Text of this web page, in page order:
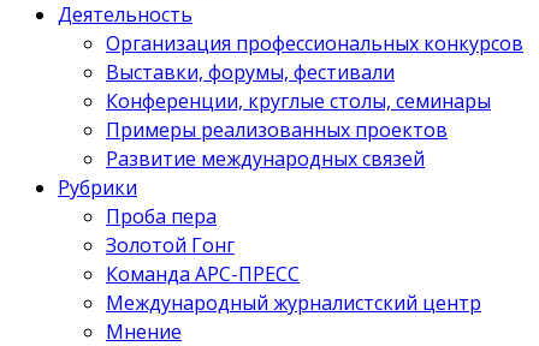
Деятельность
Организация профессиональных конкурсов
Выставки, форумы, фестивали
Конференции, круглые столы, семинары
Примеры реализованных проектов
Развитие международных связей
Рубрики
Проба пера
Золотой Гонг
Команда АРС-ПРЕСС
Международный журналистский центр
Мнение